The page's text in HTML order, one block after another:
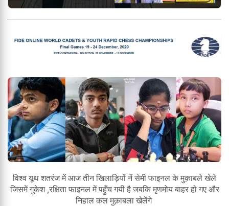
विश्व यूथ शतरंज में आज तीन खिलाड़ियों नें सेमी फाइनल के मुक़ाबले खेले
जिसमें गुकेश ,रक्षिता फाइनल में पहुँच गयी है जबकि मृणमोय बाहर हो गए और
निहाल कल मुक़ाबला खेलेंगे